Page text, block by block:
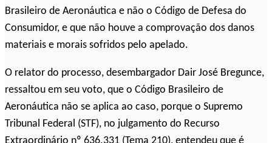
Brasileiro de Aeronáutica e não o Código de Defesa do
Consumidor, e que não houve a comprovação dos danos
materiais e morais sofridos pelo apelado.
O relator do processo, desembargador Dair José Bregunce,
ressaltou em seu voto, que o Código Brasileiro de
Aeronáutica não se aplica ao caso, porque o Supremo
Tribunal Federal (STF), no julgamento do Recurso